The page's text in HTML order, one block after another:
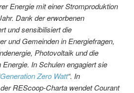
Energie mit einer Stromproduktion
Dank der erworbenen
und sensibilisiert die
und Gemeinden in Energiefragen,
Photovoltaik und die
In Schulen engagiert sie
Generation Zero Watt“. In
REScoop-Charta wendet Courant